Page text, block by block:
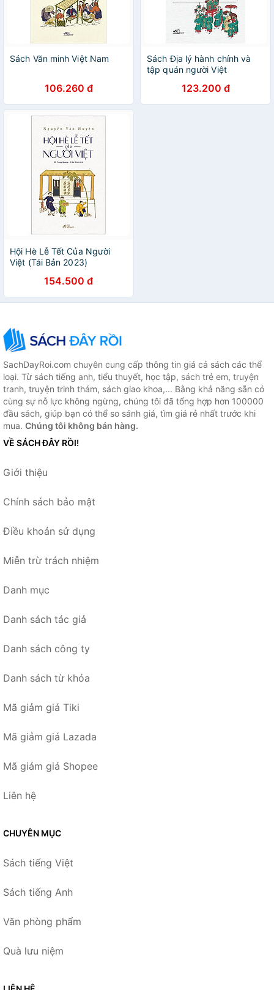
Sách Văn minh Việt Nam
106.260 đ
Sách Địa lý hành chính và
tập quán người Việt
123.200 đ
Hội Hè Lễ Tết Của Người
Việt (Tái Bản 2023)
154.500 đ
SachDayRoi.com chuyên cung cấp thông tin giá cả sách các thể
loại. Từ sách tiếng anh, tiểu thuyết, học tập, sách trẻ em, truyện
tranh, truyện trinh thám, sách giao khoa,... Bằng khả năng sẵn có
cùng sự nỗ lực không ngừng, chúng tôi đã tổng hợp hơn 100000
đầu sách, giúp bạn có thể so sánh giá, tìm giá rẻ nhất trước khi
mua. Chúng tôi không bán hàng.
VỀ SÁCH ĐÂY RỒI!
Giới thiệu
Chính sách bảo mật
Điều khoản sử dụng
Miễn trừ trách nhiệm
Danh mục
Danh sách tác giả
Danh sách công ty
Danh sách từ khóa
Mã giảm giá Tiki
Mã giảm giá Lazada
Mã giảm giá Shopee
Liên hệ
CHUYÊN MỤC
Sách tiếng Việt
Sách tiếng Anh
Văn phòng phẩm
Quà lưu niệm